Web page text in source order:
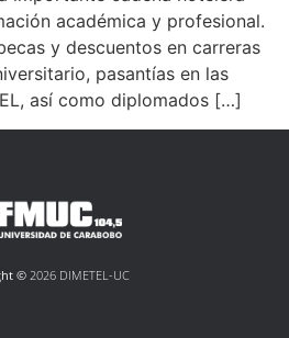
académica y profesional.
y descuentos en carreras
pasantías en las
así como diplomados […]
© 2026 DIMETEL-UC